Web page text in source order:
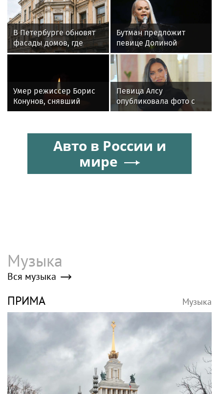
В Петербурге обновят
фасады домов, где
жили Чайковский и
Бутман предложит
певице Долиной
возглавить вокальное
отделение джазового
вуза
Умер режиссер Борис
Конунов, снявший
фильм «Вам
Певица Алсу
опубликовала фото с
родителями из
Башкирии
Авто в России и
мире
Музыка
Вся музыка
ПРИМА Музыка